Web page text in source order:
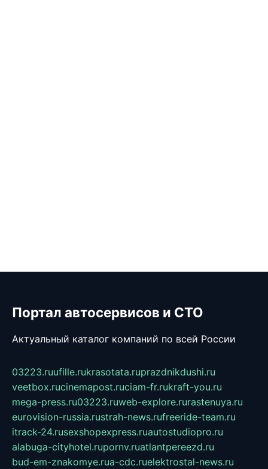
Портал автосервисов и СТО
Актуальный каталог компаний по всей России
03223.ruufille.rukrasotata.ruprazdnikdushi.ru
veetbox.rucinemapost.ruciam-fr.rukraft-you.ru
mega-press.ru03223.ruweb-explore.rurastenuya.ru
eurovision-russia.rustrah-news.rufreeride-team.ru
itrack-24.rusexshopexpress.ruautostudiopro.ru
alabuga-cityhotel.rupornv.ruatlantpereezd.ru
bud-em-znakomye.rua-cdc.ruelektrostal-news.ru